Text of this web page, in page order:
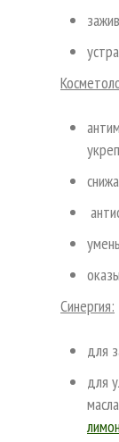
Синергия:
для
для